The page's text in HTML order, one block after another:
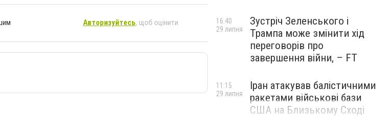
Авторизуйтесь, щоб оцінити
Зустріч Зеленського і
Трампа може змінити хід
переговорів про
завершення війни, – FT
16:40
29 липня
Іран атакував балістичними
ракетами військові бази
США на Близькому Сході
11:15
29 липня